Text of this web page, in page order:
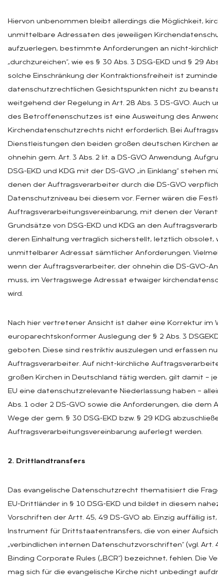
Hiervon unbenommen bleibt allerdings die Möglichkeit,
unmittelbare Adressaten des jeweiligen
aufzuerlegen, bestimmte Anforderungen an nicht-
„durchzureichen“, wie es § 30 Abs. 3 DSG-EKD und § 29
solche Einschränkung der Kontraktionsfreiheit ist
datenschutzrechtlichen Gesichtspunkten nicht zu
weitgehend der Regelung in Art. 28 Abs. 3 DS-GVO. Auch
des Betroffenenschutzes ist eine Ausweitung des
Kirchendatenschutzrechts nicht erforderlich. Bei
Dienstleistungen den beiden großen deutschen Kirchen
ohnehin gem. Art. 3 Abs. 2 lit. a DS-GVO Anwendung.
DSG-EKD und KDG mit der DS-GVO „in Einklang“ stehen
denen der Auftragsverarbeiter durch die DS-GVO
Datenschutzniveau bei diesem vor. Ferner wären die
Auftragsverarbeitungsvereinbarung, mit denen der
Grundsätze von DSG-EKD und KDG an den
deren Einhaltung vertraglich sicherstellt, letztlich
unmittelbarer Adressat sämtlicher Anforderungen.
wenn der Auftragsverarbeiter, der ohnehin die DS-GVO-
muss, im Vertragswege Adressat etwaiger
wird.
Nach hier vertretener Ansicht ist daher eine Korrektur im
europarechtskonformer Auslegung der § 2 Abs. 3
geboten. Diese sind restriktiv auszulegen und erfassen
Auftragsverarbeiter. Auf nicht-kirchliche
großen Kirchen in Deutschland tätig werden, gilt damit –
EU eine datenschutzrelevante Niederlassung haben –
Abs. 1 oder 2 DS-GVO sowie die Anforderungen, die dem
Wege der gem. § 30 DSG-EKD bzw. § 29 KDG
Auftragsverarbeitungsvereinbarung auferlegt werden.
2. Drittlandtransfers
Das evangelische Datenschutzrecht thematisiert die
EU-Drittländer in § 10 DSG-EKD und bildet in diesem
Vorschriften der Artt. 45, 49 DS-GVO ab. Einzig auffällig
Instrument für Drittstaatentransfers, die von einer
„verbindlichen internen Datenschutzvorschriften“ (vgl. Art.
Binding Corporate Rules („BCR“) bezeichnet, fehlen. Die
mag sich für die evangelische Kirche nicht unbedingt